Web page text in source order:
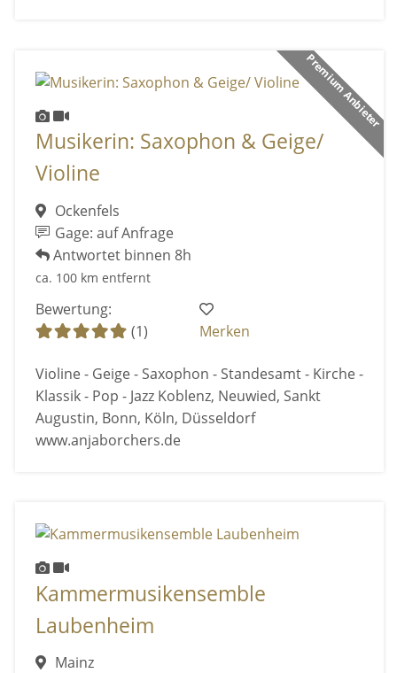
Premium Anbieter
Musikerin: Saxophon & Geige/
Violine
Ockenfels
Gage: auf Anfrage
Antwortet binnen 8h
ca. 100 km entfernt
Bewertung:
(1)
Merken
Violine - Geige - Saxophon - Standesamt - Kirche -
Klassik - Pop - Jazz Koblenz, Neuwied, Sankt
Augustin, Bonn, Köln, Düsseldorf
www.anjaborchers.de
Kammermusikensemble
Laubenheim
Mainz